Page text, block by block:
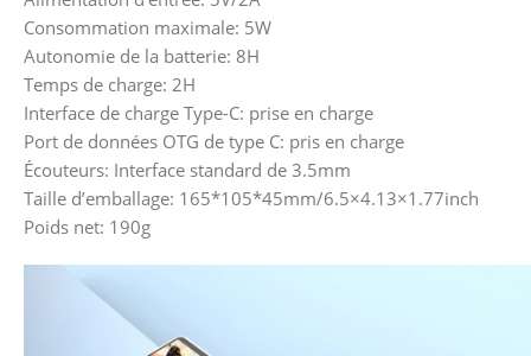
Consommation maximale: 5W
Autonomie de la batterie: 8H
Temps de charge: 2H
Interface de charge Type-C: prise en charge
Port de données OTG de type C: pris en charge
Écouteurs: Interface standard de 3.5mm
Taille d’emballage: 165*105*45mm/6.5×4.13×1.77inch
Poids net: 190g